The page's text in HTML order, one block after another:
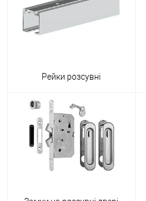
Рейки розсувні